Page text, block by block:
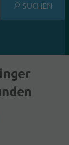
SUCHEN